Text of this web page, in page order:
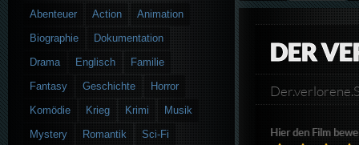
DER
Hier den Film
Abenteuer Action
Animation
Biographie
Dokumentation
Drama
Englisch
Familie
Fantasy
Geschichte
Horror
Komödie
Krieg Krimi
Musik
Mystery
Romantik
Sci-Fi